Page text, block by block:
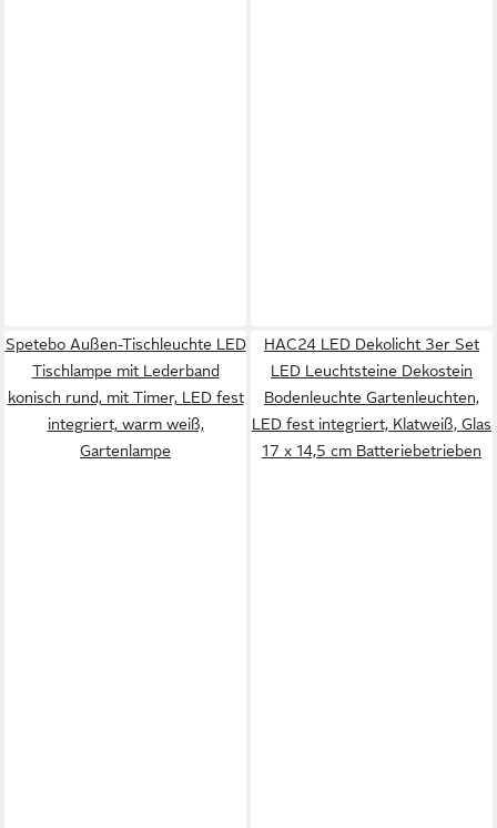
Spetebo Außen-Tischleuchte LED
Tischlampe mit Lederband
konisch rund, mit Timer, LED fest
integriert, warm weiß,
Gartenlampe
HAC24 LED Dekolicht 3er Set
LED Leuchtsteine Dekostein
Bodenleuchte Gartenleuchten,
LED fest integriert, Klatweiß, Glas
17 x 14,5 cm Batteriebetrieben